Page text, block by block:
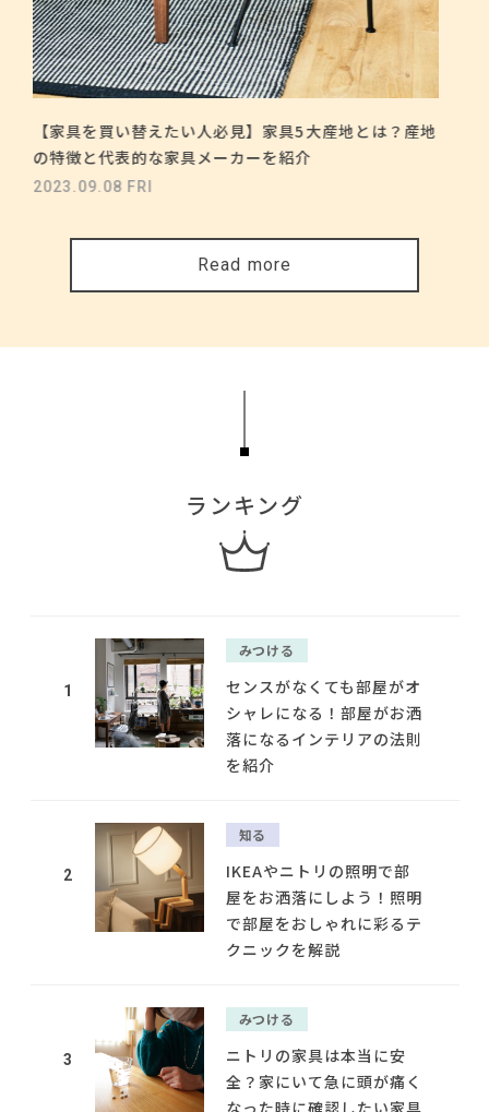
【家具を買い替えたい人必見】家具5大産地とは？産地
の特徴と代表的な家具メーカーを紹介
2023.09.08 FRI
Read more
ランキング
1
みつける
センスがなくても部屋がオ
シャレになる！部屋がお洒
落になるインテリアの法則
を紹介
2
知る
IKEAやニトリの照明で部
屋をお洒落にしよう！照明
で部屋をおしゃれに彩るテ
クニックを解説
3
みつける
ニトリの家具は本当に安
全？家にいて急に頭が痛く
なった時に確認したい家具